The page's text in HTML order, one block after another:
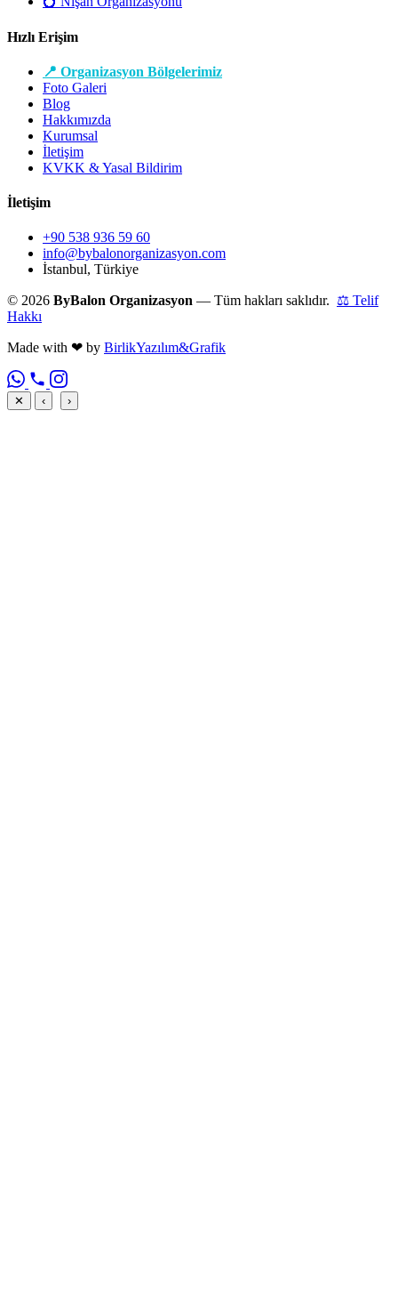
Hızlı Erişim
📍 Organizasyon Bölgelerimiz
Foto Galeri
Blog
Hakkımızda
Kurumsal
İletişim
KVKK & Yasal Bildirim
İletişim
+90 538 936 59 60
info@bybalonorganizasyon.com
İstanbul, Türkiye
© 2026 ByBalon Organizasyon — Tüm hakları saklıdır. ⚖ Telif
Hakkı
Made with ❤ by BirlikYazılım&Grafik
✕ ‹ ›